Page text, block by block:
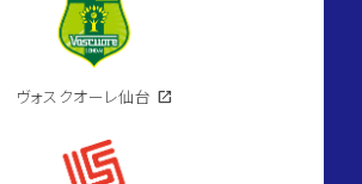
ヴォスクオーレ仙台 open_in_new